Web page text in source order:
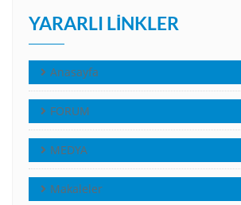
YARARLI LINKLER
Anasayfa
FORUM
MEDYA
Makaleler